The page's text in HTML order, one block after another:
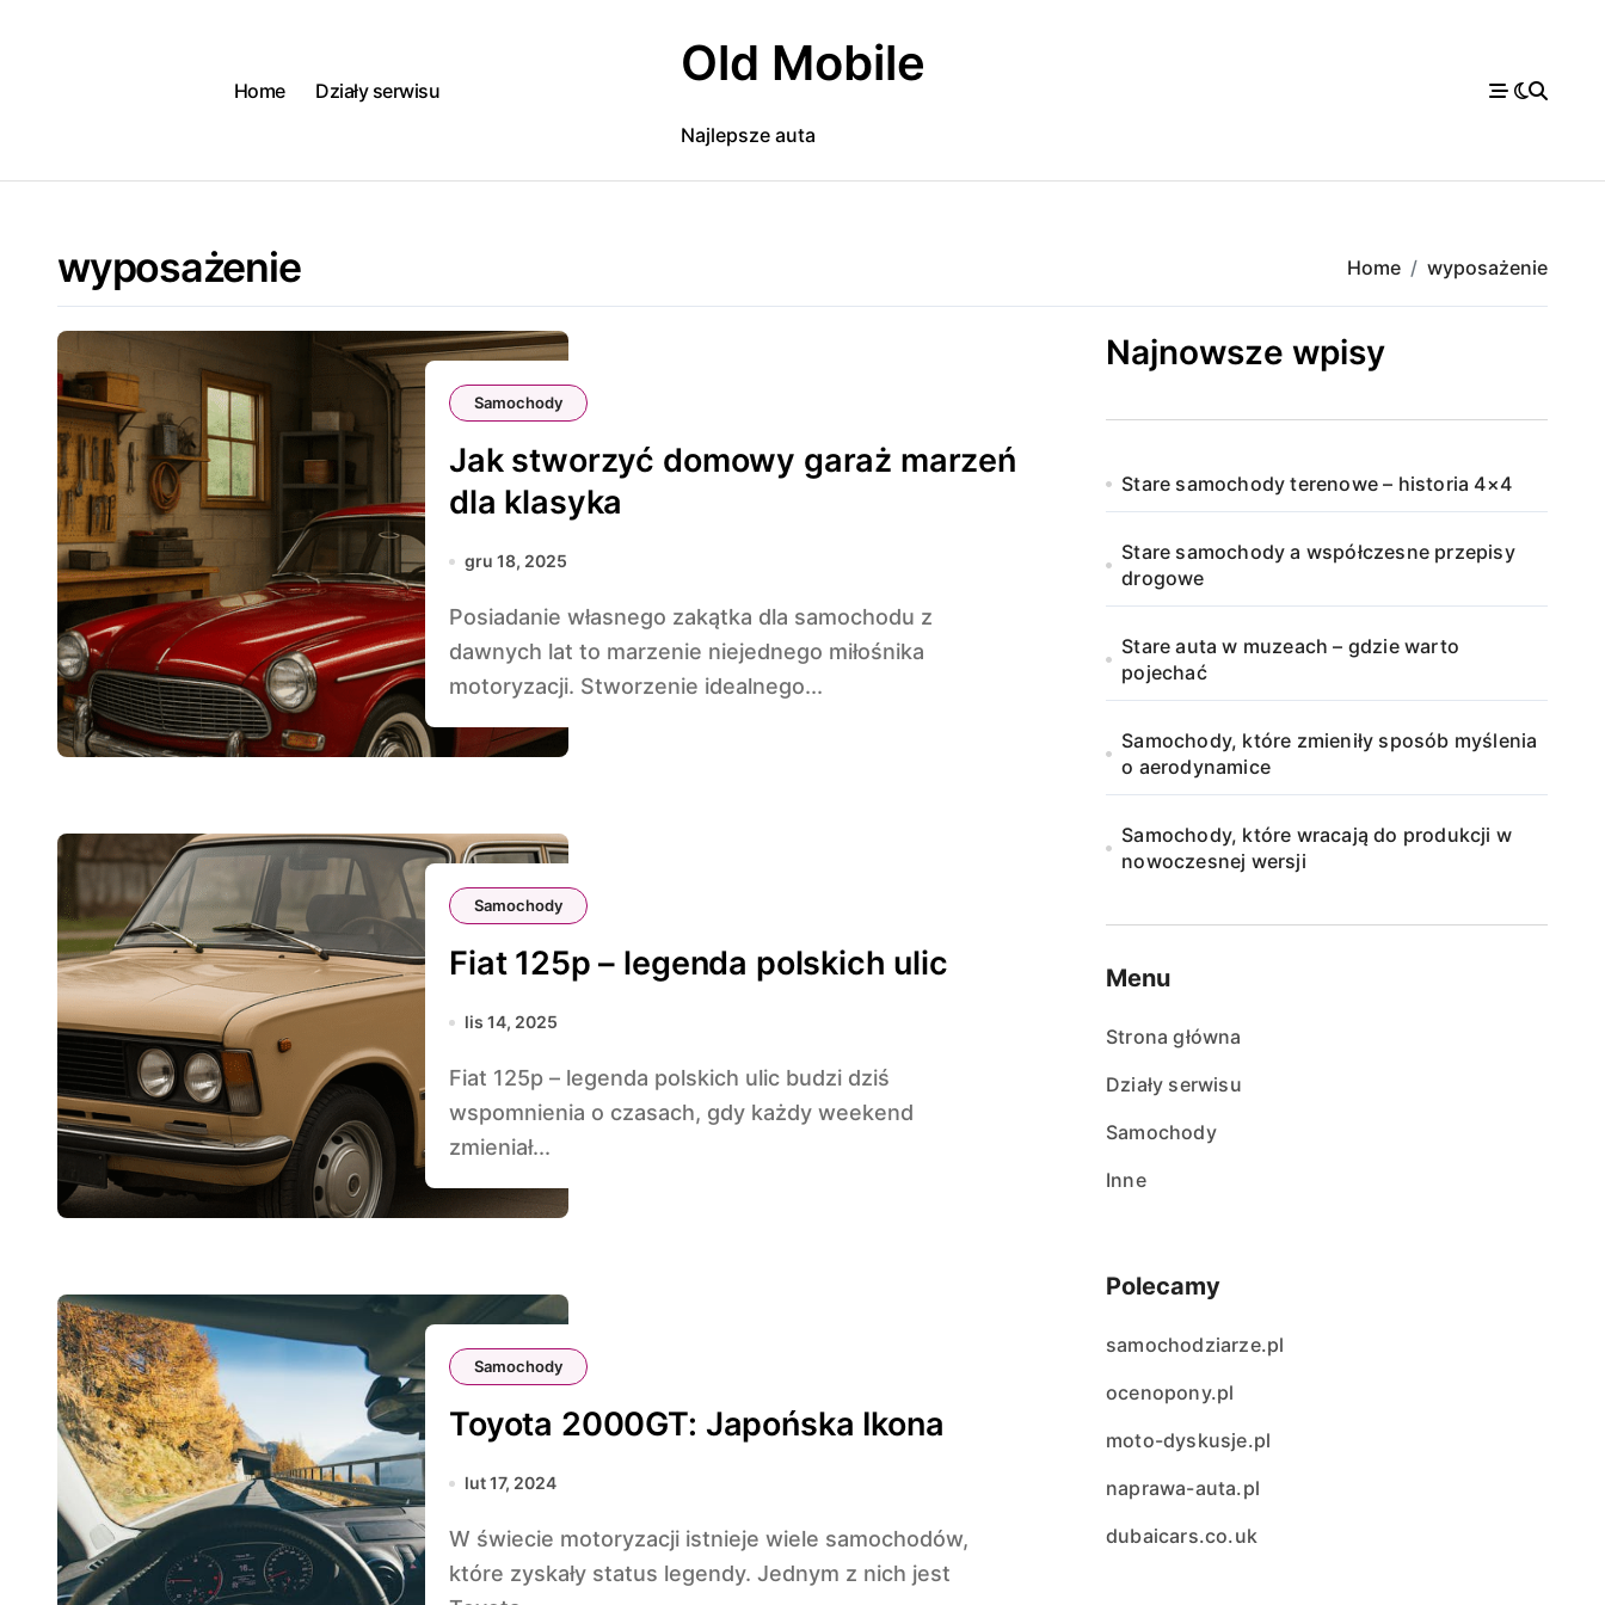
Home
Działy serwisu Old Mobile
Najlepsze auta
wyposażenie Home wyposażenie
Samochody
Jak stworzyć domowy garaż marzeń
dla klasyka
gru 18, 2025
Posiadanie własnego zakątka dla samochodu z
dawnych lat to marzenie niejednego miłośnika
motoryzacji. Stworzenie idealnego...
Samochody
Fiat 125p – legenda polskich ulic
lis 14, 2025
Fiat 125p – legenda polskich ulic budzi dziś
wspomnienia o czasach, gdy każdy weekend
zmieniał...
Samochody
Toyota 2000GT: Japońska Ikona
lut 17, 2024
W świecie motoryzacji istnieje wiele samochodów,
które zyskały status legendy. Jednym z nich jest
Najnowsze wpisy
Stare samochody terenowe – historia 4×4
Stare samochody a współczesne przepisy
drogowe
Stare auta w muzeach – gdzie warto
pojechać
Samochody, które zmieniły sposób myślenia
o aerodynamice
Samochody, które wracają do produkcji w
nowoczesnej wersji
Menu
Strona główna
Działy serwisu
Samochody
Inne
Polecamy
samochodziarze.pl
ocenopony.pl
moto-dyskusje.pl
naprawa-auta.pl
dubaicars.co.uk